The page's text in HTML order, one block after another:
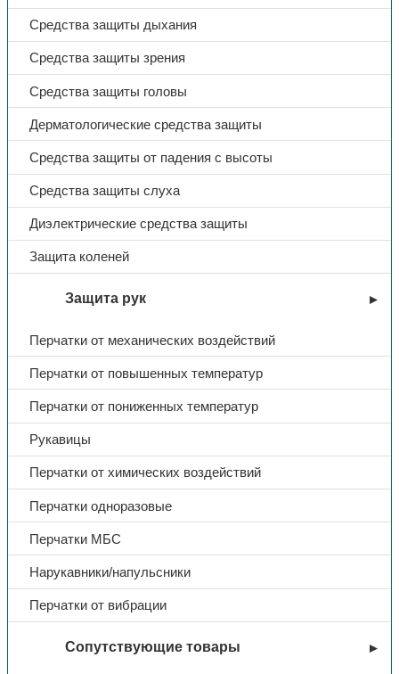
Средства защиты дыхания
Средства защиты зрения
Средства защиты головы
Дерматологические средства защиты
Средства защиты от падения с высоты
Средства защиты слуха
Диэлектрические средства защиты
Защита коленей
Защита рук
Перчатки от механических воздействий
Перчатки от повышенных температур
Перчатки от пониженных температур
Рукавицы
Перчатки от химических воздействий
Перчатки одноразовые
Перчатки МБС
Нарукавники/напульсники
Перчатки от вибрации
Сопутствующие товары